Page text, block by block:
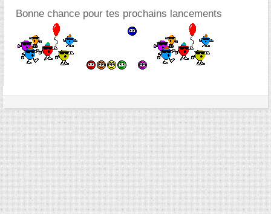
Bonne chance pour tes prochains lancements